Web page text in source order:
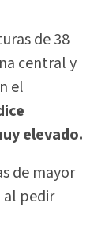
de 38
central y
el
elevado.
de mayor
al pedir